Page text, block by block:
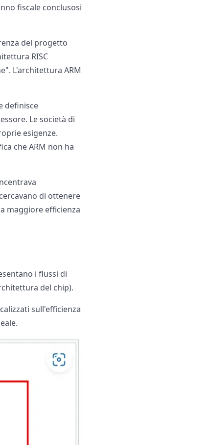
fiscale conclusosi
del progetto
RISC
L'architettura ARM
definisce
Le società di
esigenze.
che ARM non ha
di ottenere
maggiore efficienza
i flussi di
del chip).
sull'efficienza